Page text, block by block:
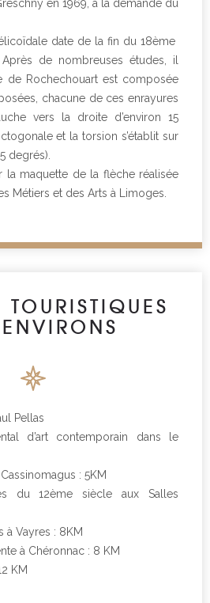
en 1969, à la demande du
date de la fin du 18ème
de nombreuses études, il
de Rochechouart est composée
chacune de ces enrayures
vers la droite d’environ 15
et la torsion s’établit sur
degrés).
la maquette de la flèche réalisée
Métiers et des Arts à Limoges.
TOURISTIQUES
Pellas
d’art contemporain dans le
: 5KM
du 12ème siècle aux Salles
à Vayres : 8KM
à Chéronnac : 8 KM
KM